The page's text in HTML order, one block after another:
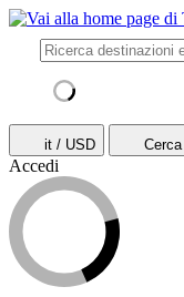
it / USD Cerca
Accedi